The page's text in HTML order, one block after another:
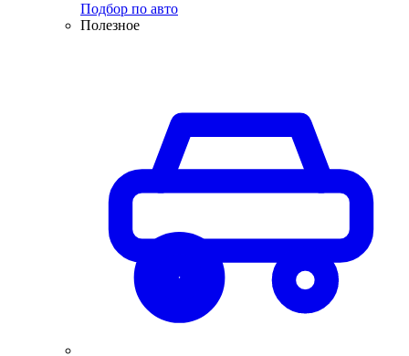
Подбор по авто
Полезное